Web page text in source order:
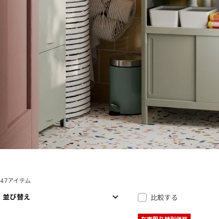
並べ替えとフィルター
47アイテム
並び替え 結果リスト
比較する